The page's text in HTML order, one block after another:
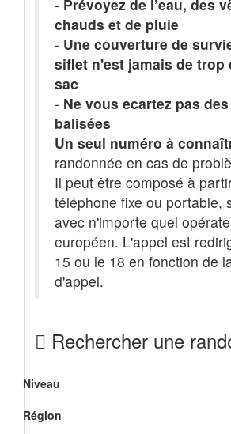
- Prévoyez de l’eau, des
chauds et de pluie
- Une couverture de
siflet n'est jamais de trop
sac
- Ne vous ecartez pas
balisées
Un seul numéro à
randonnée en cas de
Il peut être composé à
téléphone fixe ou portable,
avec n'importe quel
européen. L'appel est
15 ou le 18 en fonction de
d'appel.
Rechercher une
Niveau
Région